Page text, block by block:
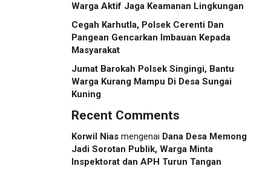
Warga Aktif Jaga Keamanan Lingkungan
Cegah Karhutla, Polsek Cerenti Dan
Pangean Gencarkan Imbauan Kepada
Masyarakat
Jumat Barokah Polsek Singingi, Bantu
Warga Kurang Mampu Di Desa Sungai
Kuning
Recent Comments
Korwil Nias mengenai Dana Desa Memong
Jadi Sorotan Publik, Warga Minta
Inspektorat dan APH Turun Tangan